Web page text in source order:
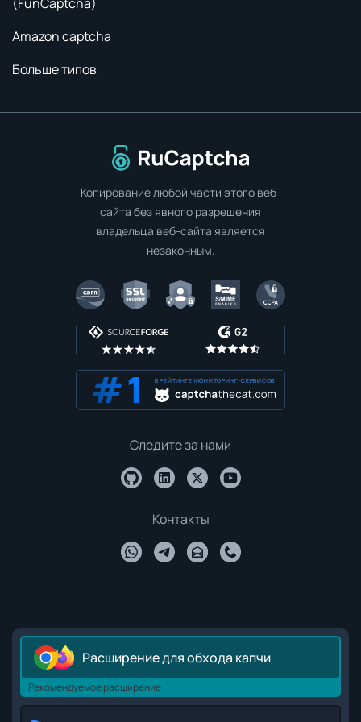
Amazon captcha
Больше типов
Перейти на главную страницу
Копирование любой части этого веб-
сайта без явного разрешения
владельца веб-сайта является
незаконным.
В РЕЙТИНГЕ МОНИТОРИНГ-СЕРВИСОВ
Следите за нами
Контакты
Расширение для обхода капчи
Рекомендуемое расширение